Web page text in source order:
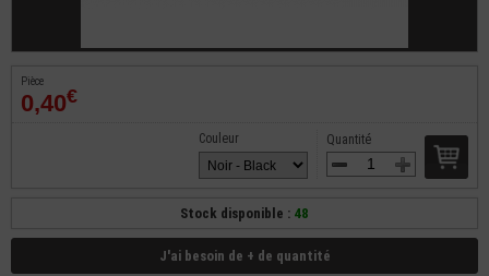
Pièce
0,40€
Quantité
Couleur
Stock disponible : 48
J'ai besoin de + de quantité